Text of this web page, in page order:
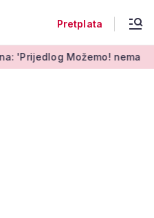
Pretplata
nema veze s Vladinim'